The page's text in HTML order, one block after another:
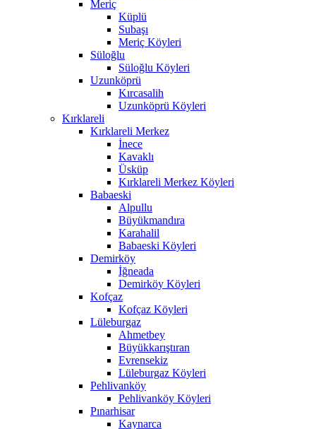
Meriç
Küplü
Subaşı
Meriç Köyleri
Süloğlu
Süloğlu Köyleri
Uzunköprü
Kırcasalih
Uzunköprü Köyleri
Kırklareli
Kırklareli Merkez
İnece
Kavaklı
Üsküp
Kırklareli Merkez Köyleri
Babaeski
Alpullu
Büyükmandıra
Karahalil
Babaeski Köyleri
Demirköy
İğneada
Demirköy Köyleri
Kofçaz
Kofçaz Köyleri
Lüleburgaz
Ahmetbey
Büyükkarıştıran
Evrensekiz
Lüleburgaz Köyleri
Pehlivanköy
Pehlivanköy Köyleri
Pınarhisar
Kaynarca